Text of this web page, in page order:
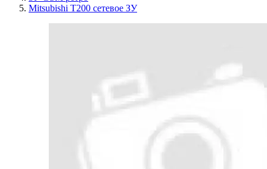
Mitsubishi T200 сетевое ЗУ